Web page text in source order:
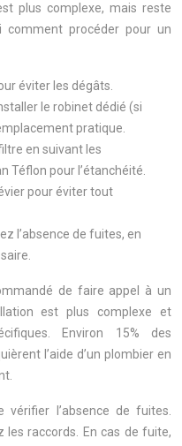
plus complexe, mais reste
comment procéder pour un
éviter les dégâts.
le robinet dédié (si
pratique.
en suivant les
Téflon pour l’étanchéité.
pour éviter tout
l’absence de fuites, en
de faire appel à un
est plus complexe et
Environ 15% des
l’aide d’un plombier en
vérifier l’absence de fuites.
les raccords. En cas de fuite,